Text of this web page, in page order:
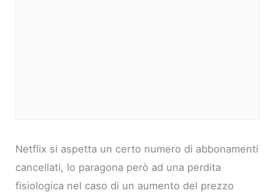
Netflix si aspetta un certo numero di abbonamenti
cancellati, lo paragona però ad una perdita
fisiologica nel caso di un aumento del prezzo